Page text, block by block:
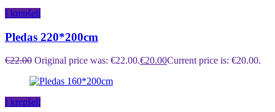
Į krepšelį
Pledas 220*200cm
€22.00 Original price was: €22.00.€20.00Current price is: €20.00.
Į krepšelį